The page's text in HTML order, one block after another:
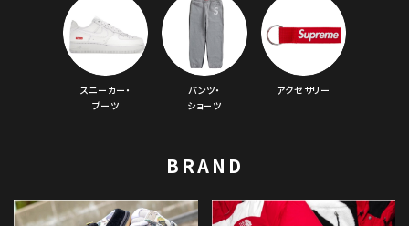
スニーカー・
ブーツ
パンツ・
ショーツ
アクセサリー
BRAND